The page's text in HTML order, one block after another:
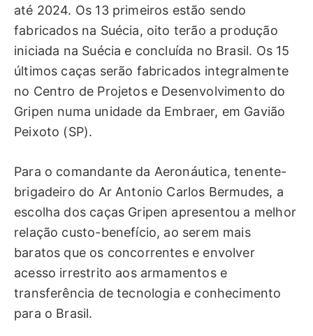
até 2024. Os 13 primeiros estão sendo
fabricados na Suécia, oito terão a produção
iniciada na Suécia e concluída no Brasil. Os 15
últimos caças serão fabricados integralmente
no Centro de Projetos e Desenvolvimento do
Gripen numa unidade da Embraer, em Gavião
Peixoto (SP).
Para o comandante da Aeronáutica, tenente-
brigadeiro do Ar Antonio Carlos Bermudes, a
escolha dos caças Gripen apresentou a melhor
relação custo-benefício, ao serem mais
baratos que os concorrentes e envolver
acesso irrestrito aos armamentos e
transferência de tecnologia e conhecimento
para o Brasil.